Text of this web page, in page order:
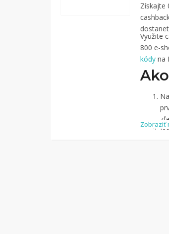
Získajte
Využite
800 e-
kódy na
Zobraziť